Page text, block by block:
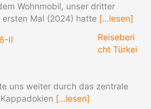
Wohnmobil, unser dritter
ersten Mal (2024) hatte […lesen]
Reiseberi
cht Türkei
uns weiter durch das zentrale
[…lesen]